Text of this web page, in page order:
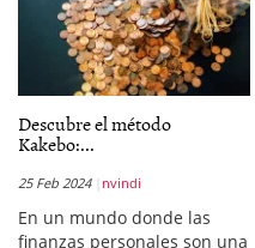
Descubre el método
Kakebo:...
25 Feb 2024 nvindi
En un mundo donde las
finanzas personales son una